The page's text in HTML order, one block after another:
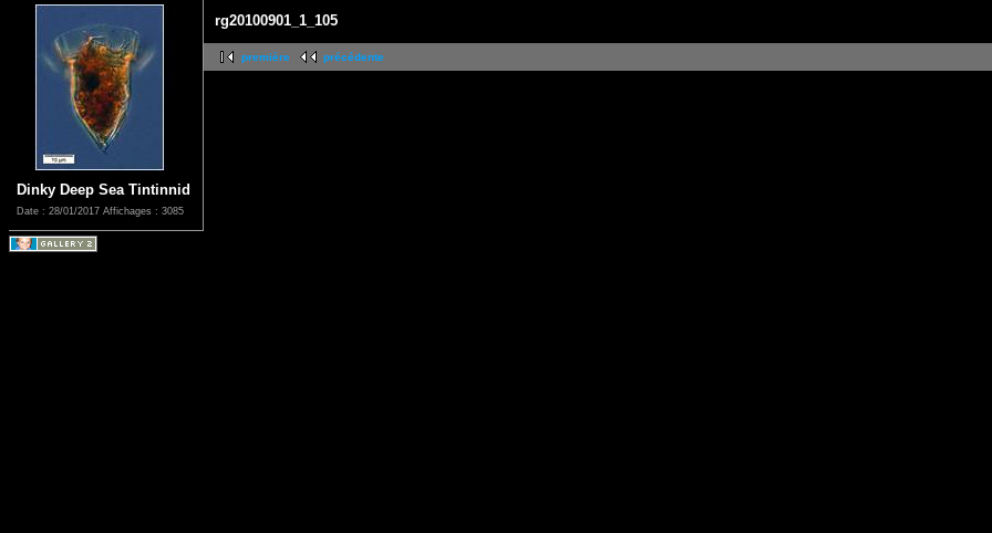
Dinky Deep Sea Tintinnid
Date : 28/01/2017 Affichages : 3085
rg20100901_1_105
première précédente